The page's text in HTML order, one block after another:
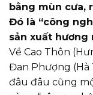
bằng mùn cưa,
Đó là “công
sản xuất hương
Về Cao Thôn
Đan Phượng (Hà
đâu đâu cũng